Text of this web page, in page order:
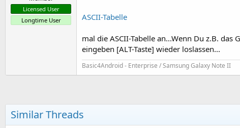
Licensed User
Longtime User
ASCII-Tabelle
mal die ASCII-Tabelle an...Wenn Du z.B.
eingeben [ALT-Taste] wieder loslassen...
Basic4Android - Enterprise / Samsung Galaxy Note II
Similar Threads